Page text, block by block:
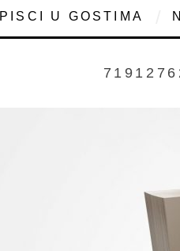
PISCI U GOSTIMA